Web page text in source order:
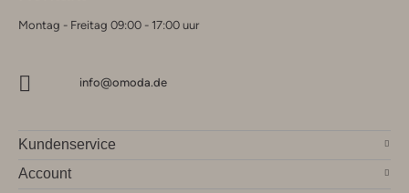
Montag - Freitag 09:00 - 17:00 uur
info@omoda.de
Kundenservice
Account